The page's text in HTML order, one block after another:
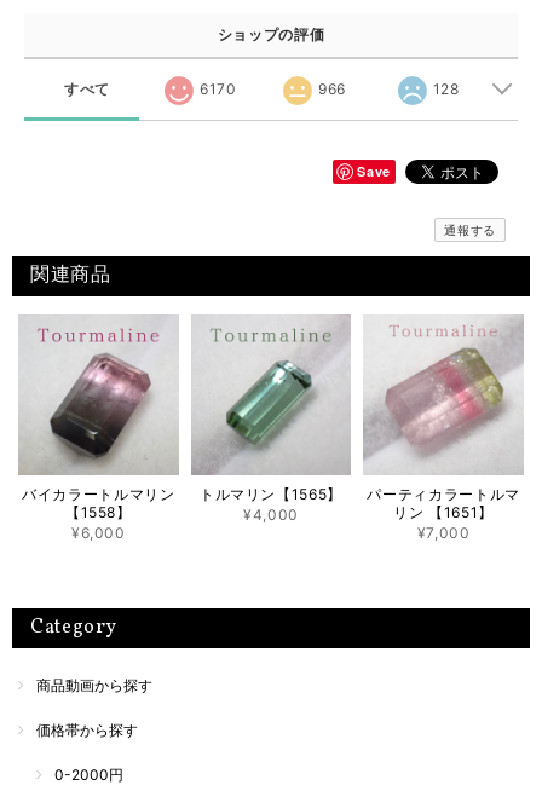
ショップの評価
すべて 6170 966 128
Save
通報する
関連商品
バイカラートルマリン
【1558】
¥6,000
トルマリン【1565】
¥4,000
パーティカラートルマ
リン 【1651】
¥7,000
Category
商品動画から探す
価格帯から探す
0-2000円